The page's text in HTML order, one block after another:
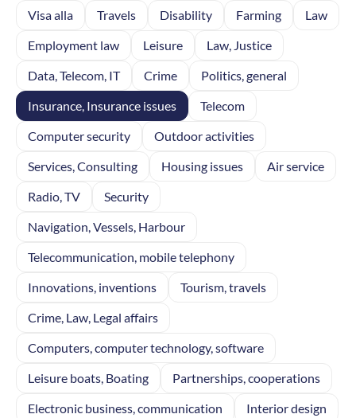
Visa alla Travels Disability Farming
Law
Employment law
Leisure
Law, Justice
Data, Telecom, IT
Crime
Politics, general
Insurance, Insurance issues
Telecom
Computer security
Outdoor activities
Services, Consulting
Housing issues
Air service
Radio, TV
Security
Navigation, Vessels, Harbour
Telecommunication, mobile telephony
Innovations, inventions
Tourism, travels
Crime, Law, Legal affairs
Computers, computer technology, software
Leisure boats, Boating
Partnerships, cooperations
Electronic business, communication
Interior design